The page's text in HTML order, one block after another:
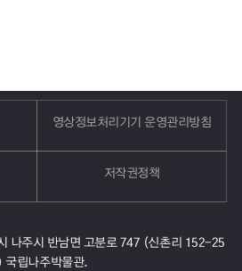
영상정보처리기기 운영관리방침
저작권정책
나주시 반남면 고분로 747 (신촌리 152-25
국립나주박물관.